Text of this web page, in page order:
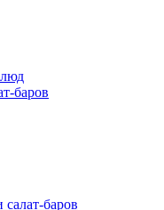
баров
баров